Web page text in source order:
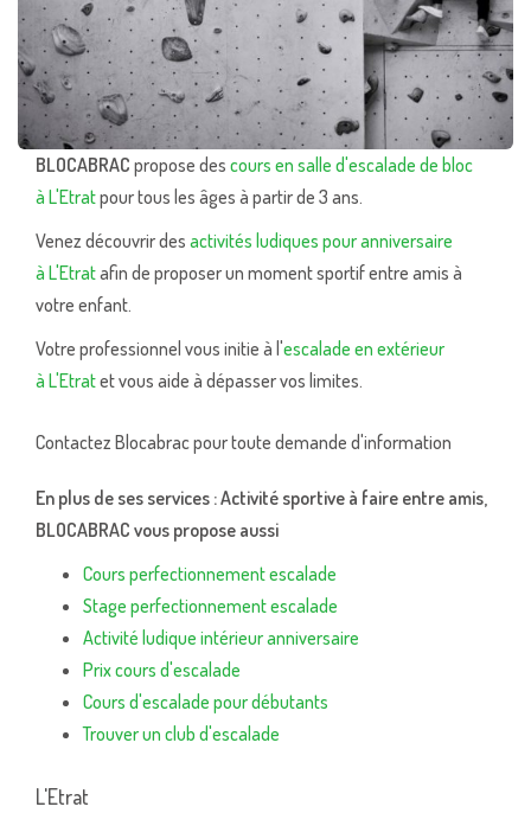
BLOCABRAC propose des cours en salle d'escalade de bloc
à L'Etratpour tous les âges à partir de 3 ans.
Venez découvrir des activités ludiques pour anniversaire
à L'Etratafin de proposer un moment sportif entre amis à
votre enfant.
Votre professionnel vous initie à l'escalade en extérieur
à L'Etratet vous aide à dépasser vos limites.
Contactez Blocabrac pour toute demande d'information
En plus de ses services :Activité sportive à faire entre amis,
BLOCABRAC vous propose aussi
Cours perfectionnement escalade
Stage perfectionnement escalade
Activité ludique intérieur anniversaire
Prix cours d'escalade
Cours d'escalade pour débutants
Trouver un club d'escalade
L'Etrat